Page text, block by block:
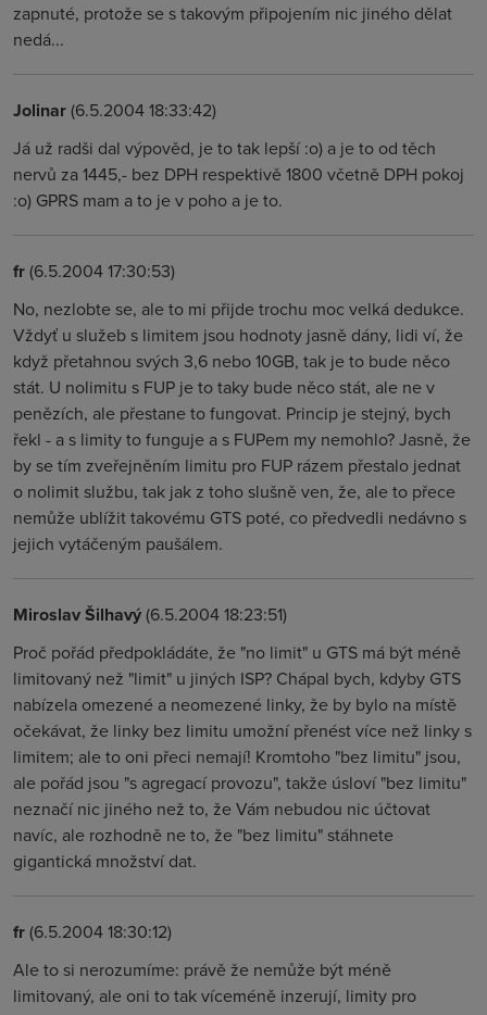
zapnuté, protože se s takovým připojením nic jiného dělat
nedá...
Jolinar(6.5.2004 18:33:42)
Já už radši dal výpověd, je to tak lepší :o) a je to od těch
nervů za 1445,- bez DPH respektivě 1800 včetně DPH pokoj
:o) GPRS mam a to je v poho a je to.
fr(6.5.2004 17:30:53)
No, nezlobte se, ale to mi přijde trochu moc velká dedukce.
Vždyť u služeb s limitem jsou hodnoty jasně dány, lidi ví, že
když přetahnou svých 3,6 nebo 10GB, tak je to bude něco
stát. U nolimitu s FUP je to taky bude něco stát, ale ne v
penězích, ale přestane to fungovat. Princip je stejný, bych
řekl - a s limity to funguje a s FUPem my nemohlo? Jasně, že
by se tím zveřejněním limitu pro FUP rázem přestalo jednat
o nolimit službu, tak jak z toho slušně ven, že, ale to přece
nemůže ublížit takovému GTS poté, co předvedli nedávno s
jejich vytáčeným paušálem.
Miroslav Šilhavý(6.5.2004 18:23:51)
Proč pořád předpokládáte, že "no limit" u GTS má být méně
limitovaný než "limit" u jiných ISP? Chápal bych, kdyby GTS
nabízela omezené a neomezené linky, že by bylo na místě
očekávat, že linky bez limitu umožní přenést více než linky s
limitem; ale to oni přeci nemají! Kromtoho "bez limitu" jsou,
ale pořád jsou "s agregací provozu", takže úsloví "bez limitu"
neznačí nic jiného než to, že Vám nebudou nic účtovat
navíc, ale rozhodně ne to, že "bez limitu" stáhnete
gigantická množství dat.
fr(6.5.2004 18:30:12)
Ale to si nerozumíme: právě že nemůže být méně
limitovaný, ale oni to tak víceméně inzerují, limity pro